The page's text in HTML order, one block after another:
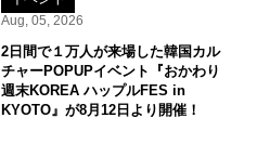
Aug, 05, 2026
2日間で１万人が来場した韓国カル
チャーPOPUPイベント『おかわり
週末KOREA ハップルFES in
KYOTO』が8月12日より開催！